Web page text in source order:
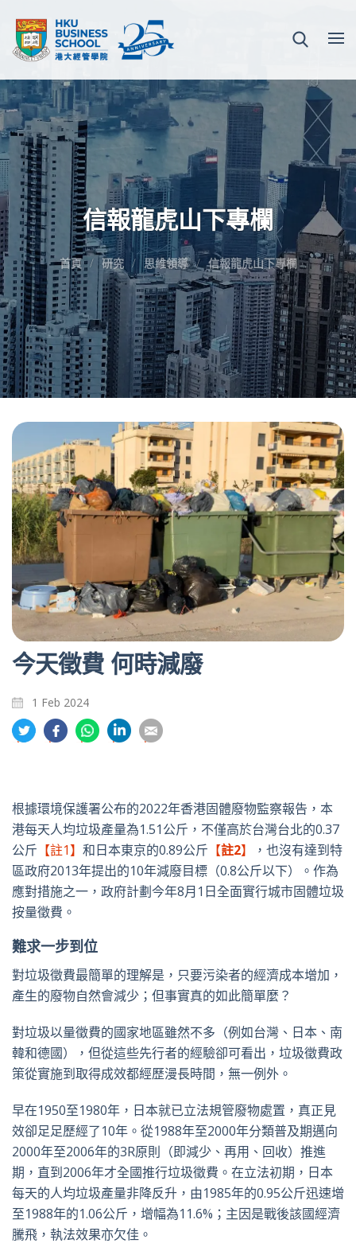
信報龍虎山下專欄
首頁 研究 思維領導 信報龍虎山下專欄
今天徵費 何時減廢
1 Feb 2024
分
享
特
分
享
書
分
享
享
英
享
郵
根據環境保護署公布的2022年香港固體廢物監察報告，本
港每天人均垃圾產量為1.51公斤，不僅高於台灣台北的0.37
公斤 【註1】 和日本東京的0.89公斤 【註2】
，也沒有達到特
區政府2013年提出的10年減廢目標（0.8公斤以下）。作為
應對措施之一，政府計劃今年8月1日全面實行城市固體垃圾
按量徵費。
難求一步到位
對垃圾徵費最簡單的理解是，只要污染者的經濟成本增加，
產生的廢物自然會減少；但事實真的如此簡單麼？
對垃圾以量徵費的國家地區雖然不多（例如台灣、日本、南
韓和德國），但從這些先行者的經驗卻可看出，垃圾徵費政
策從實施到取得成效都經歷漫長時間，無一例外。
早在1950至1980年，日本就已立法規管廢物處置，真正見
效卻足足歷經了10年。從1988年至2000年分類普及期邁向
2000年至2006年的3R原則（即減少、再用、回收）推進
期，直到2006年才全國推行垃圾徵費。在立法初期，日本
每天的人均垃圾產量非降反升，由1985年的0.95公斤迅速增
至1988年的1.06公斤，增幅為11.6%；主因是戰後該國經濟
騰飛，執法效果亦欠佳。